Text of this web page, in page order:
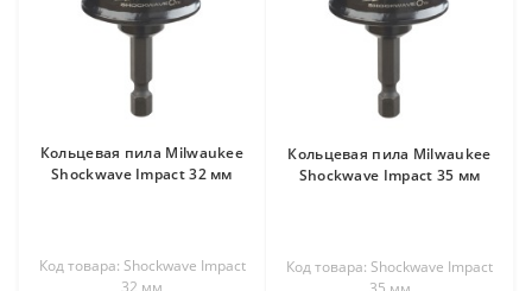
Кольцевая пила Milwaukee
Shockwave Impact 32 мм
Код товара: Shockwave Impact
32 мм
Кольцевая пила Milwaukee
Shockwave Impact 35 мм
Код товара: Shockwave Impact